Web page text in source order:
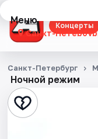
Концерты
Меню
Санкт-
Концерты
Театр
Стендап
Ночной режим
Санкт-Петербург